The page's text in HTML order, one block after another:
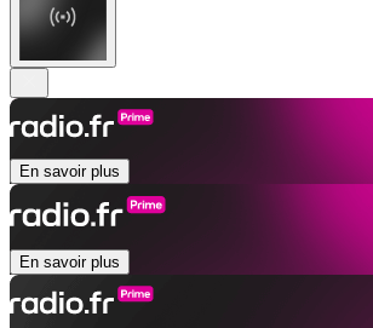
En savoir plus
En savoir plus